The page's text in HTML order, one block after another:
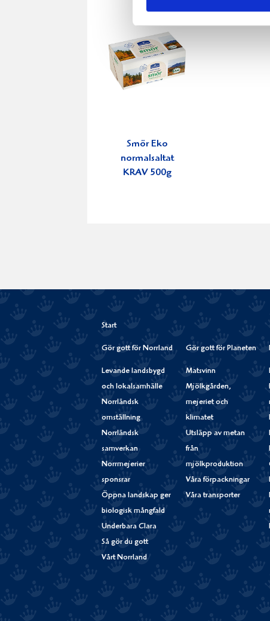
Smör Eko
normalsaltat
KRAV 500g
Start
Gör gott för Norrland
Levande landsbygd
och lokalsamhälle
Norrländsk
omställning
Norrländsk
samverkan
Norrmejerier
sponsrar
Öppna landskap ger
biologisk mångfald
Underbara Clara
Så gör du gott
Vårt Norrland
Gör gott för Planeten
Matsvinn
Mjölkgården,
mejeriet och
klimatet
Utsläpp av metan
från
mjölkproduktion
Våra förpackningar
Våra transporter